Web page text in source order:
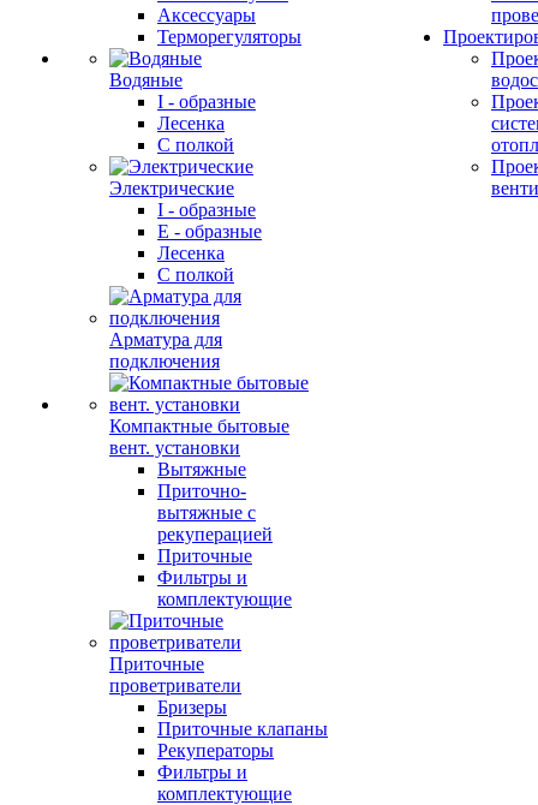
Аксессуары
Терморегуляторы
Водяные
I - образные
Лесенка
С полкой
Электрические
I - образные
E - образные
Лесенка
С полкой
Арматура для
подключения
Компактные бытовые
вент. установки
Вытяжные
Приточно-
вытяжные с
рекуперацией
Приточные
Фильтры и
комплектующие
Приточные
проветриватели
Бризеры
Приточные клапаны
Рекуператоры
Фильтры и
комплектующие